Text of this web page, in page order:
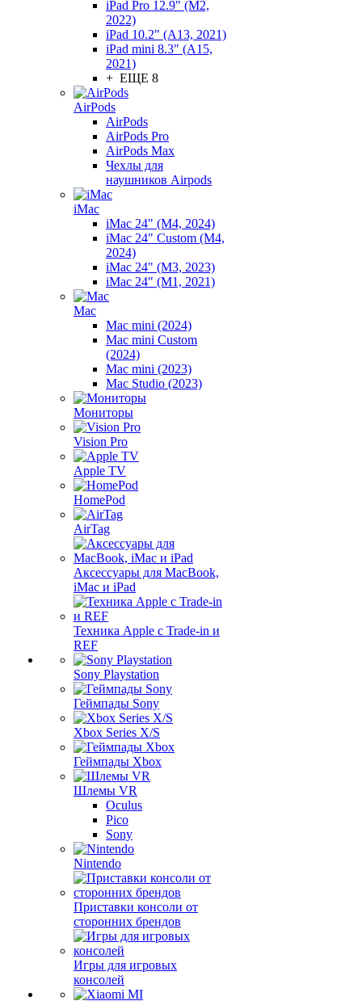
iPad Pro 12.9" (M2,
2022)
iPad 10.2" (A13, 2021)
iPad mini 8.3" (A15,
2021)
+ ЕЩЕ 8
AirPods
AirPods
AirPods Pro
AirPods Max
Чехлы для
наушников Airpods
iMac
iMac 24" (M4, 2024)
iMac 24" Custom (M4,
2024)
iMac 24" (M3, 2023)
iMac 24" (M1, 2021)
Mac
Mac mini (2024)
Mac mini Custom
(2024)
Mac mini (2023)
Mac Studio (2023)
Мониторы
Vision Pro
Apple TV
HomePod
AirTag
Аксессуары для MacBook,
iMac и iPad
Техника Apple с Trade-in и
REF
Sony Playstation
Геймпады Sony
Xbox Series X/S
Геймпады Xbox
Шлемы VR
Oculus
Pico
Sony
Nintendo
Приставки консоли от
сторонних брендов
Игры для игровых
консолей